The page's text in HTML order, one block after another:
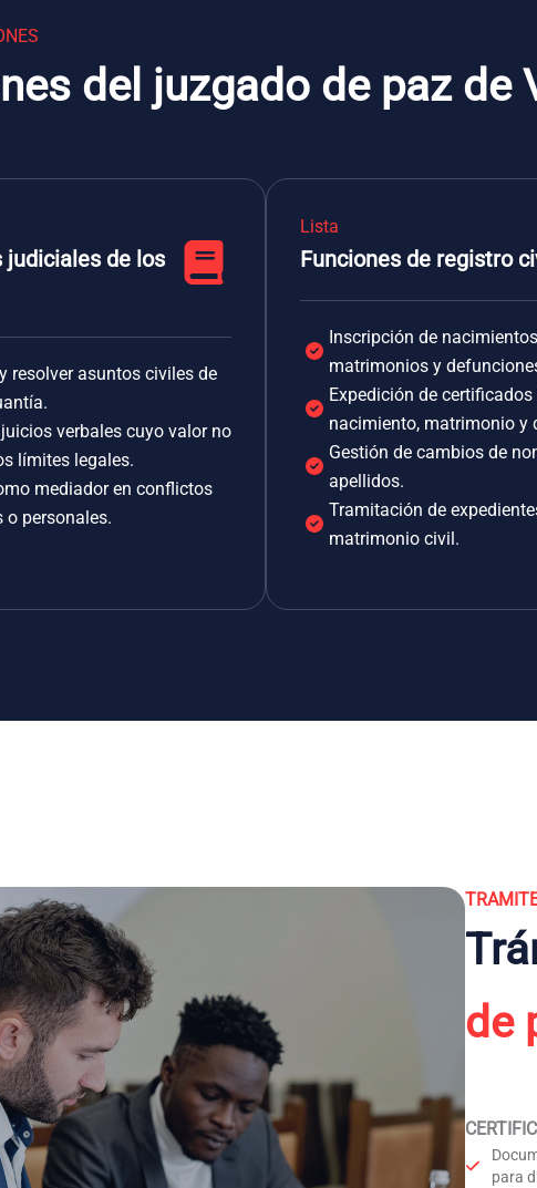
del juzgado de paz de
judiciales de los
resolver asuntos civiles de
verbales cuyo valor no
límites legales.
mediador en conflictos
o personales.
Lista
Funciones de registro
Inscripción de
matrimonios y
Expedición de certificados
nacimiento, matrimonio y
Gestión de cambios de
apellidos.
Tramitación de
matrimonio civil.
de
para